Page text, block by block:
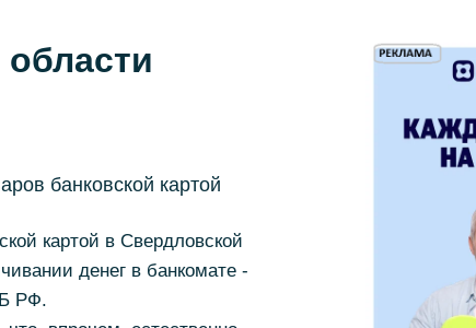
банковской картой
картой в Свердловской
денег в банкомате -
РФ.